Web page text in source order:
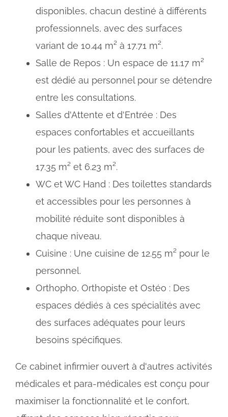
disponibles, chacun destiné à différents
professionnels, avec des surfaces
variant de 10.44 m² à 17.71 m².
Salle de Repos : Un espace de 11.17 m²
est dédié au personnel pour se détendre
entre les consultations.
Salles d'Attente et d'Entrée : Des
espaces confortables et accueillants
pour les patients, avec des surfaces de
17.35 m² et 6.23 m².
WC et WC Hand : Des toilettes standards
et accessibles pour les personnes à
mobilité réduite sont disponibles à
chaque niveau.
Cuisine : Une cuisine de 12.55 m² pour le
personnel.
Orthopho, Orthopiste et Ostéo : Des
espaces dédiés à ces spécialités avec
des surfaces adéquates pour leurs
besoins spécifiques.
Ce cabinet infirmier ouvert à d'autres activités
médicales et para-médicales est conçu pour
maximiser la fonctionnalité et le confort,